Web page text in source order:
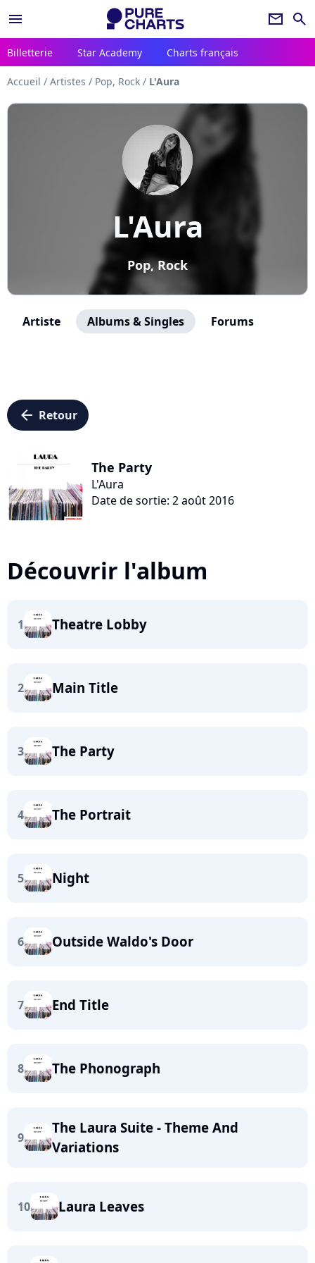
menu newsletter search
Billetterie Star Academy Charts français
Accueil / Artistes / Pop, Rock / L'Aura
L'Aura
Pop, Rock
Artiste Albums & Singles Forums
arrow_left Retour
The Party
L'Aura
Date de sortie: 2 août 2016
Découvrir l'album
1 Theatre Lobby
2 Main Title
3 The Party
4 The Portrait
5 Night
6 Outside Waldo's Door
7 End Title
8 The Phonograph
9
The Laura Suite - Theme And
Variations
10 Laura Leaves